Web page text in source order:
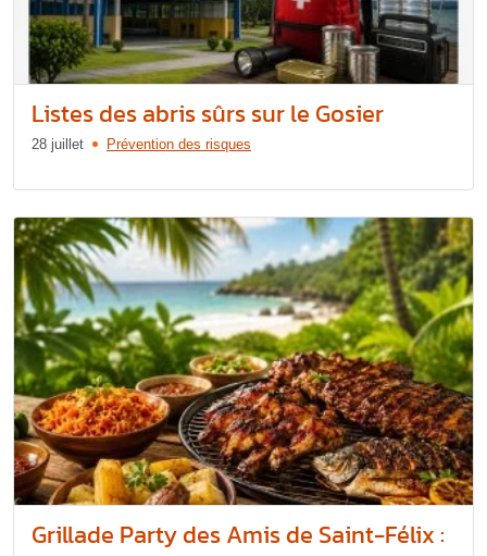
Listes des abris sûrs sur le Gosier
28 juillet Prévention des risques
Grillade Party des Amis de Saint-Félix :